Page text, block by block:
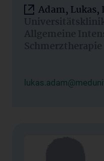
Adam,
Allgemeine
Schmerztherapie